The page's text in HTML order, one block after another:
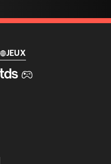
JEUX